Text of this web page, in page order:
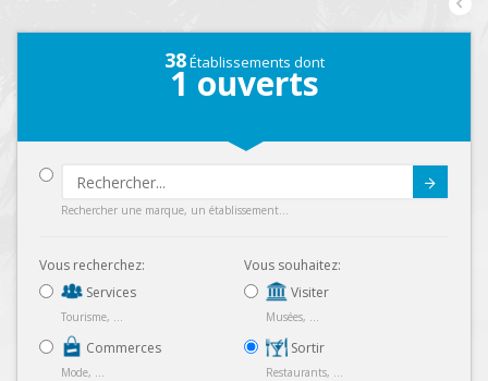
38Établissements dont
1 ouverts
Rechercher une marque, un établissement...
Vous recherchez:
Services
Tourisme, ...
Commerces
Mode, ...
Vous souhaitez:
Visiter
Musées, ...
Sortir
Restaurants, ...